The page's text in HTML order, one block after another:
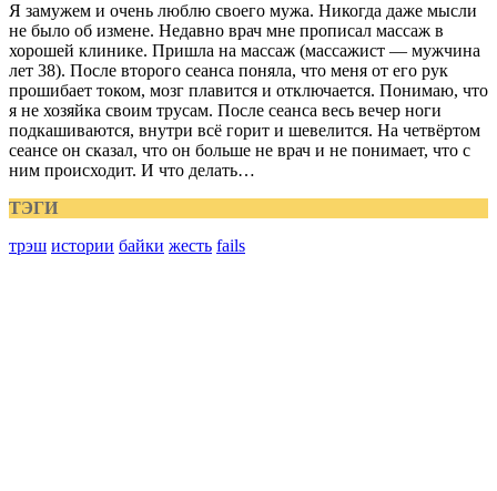
Я замужем и очень люблю своего мужа. Никогда даже мысли
не было об измене. Недавно врач мне прописал массаж в
хорошей клинике. Пришла на массаж (массажист — мужчина
лет 38). После второго сеанса поняла, что меня от его рук
прошибает током, мозг плавится и отключается. Понимаю, что
я не хозяйка своим трусам. После сеанса весь вечер ноги
подкашиваются, внутри всё горит и шевелится. На четвёртом
сеансе он сказал, что он больше не врач и не понимает, что с
ним происходит. И что делать…
ТЭГИ
трэш истории байки жесть fails